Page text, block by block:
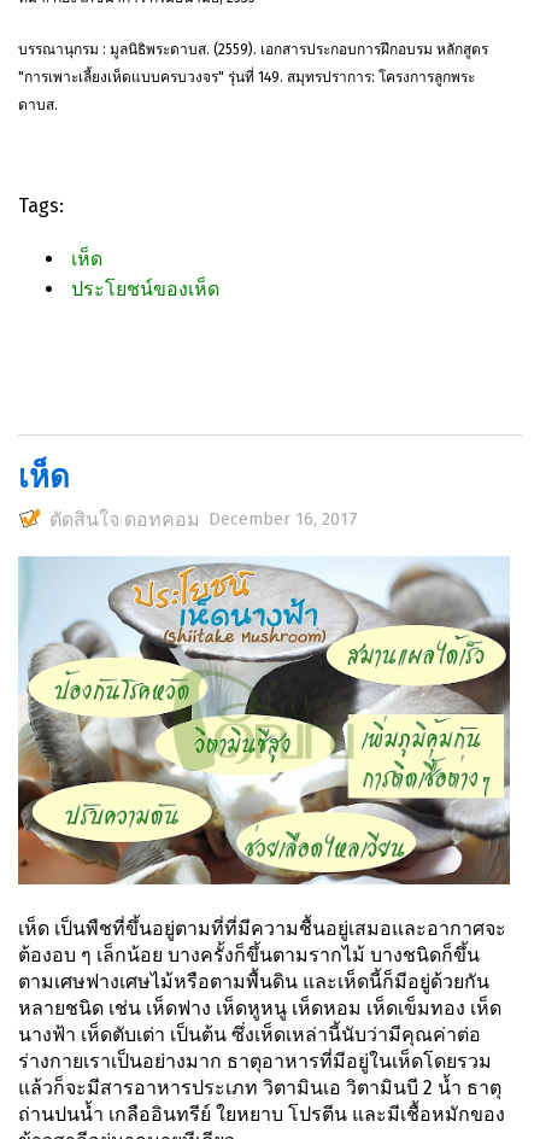
บรรณานุกรม : มูลนิธิพระดาบส. (2559). เอกสารประกอบการฝึกอบรม หลักสูตร
"การเพาะเลี้ยงเห็ดแบบครบวงจร" รุ่นที่ 149. สมุทรปราการ: โครงการลูกพระ
ดาบส.
Tags:
เห็ด
ประโยชน์ของเห็ด
​​เห็ด
ตัดสินใจ ดอทคอม December 16, 2017
เห็ด เป็นพืชที่ขึ้นอยู่ตามที่ที่มีความชื้นอยู่เสมอและอากาศจะ
ต้องอบ ๆ เล็กน้อย บางครั้งก็ขึ้นตามรากไม้ บางชนิดก็ขึ้น
ตามเศษฟางเศษไม้หรือตามพื้นดิน และเห็ดนี้ก็มีอยู่ด้วยกัน
หลายชนิด เช่น เห็ดฟาง เห็ดหูหนู เห็ดหอม เห็ดเข็มทอง เห็ด
นางฟ้า เห็ดตับเต่า เป็นต้น ซึ่งเห็ดเหล่านี้นับว่ามีคุณค่าต่อ
ร่างกายเราเป็นอย่างมาก ธาตุอาหารที่มีอยู่ในเห็ดโดยรวม
แล้วก็จะมีสารอาหารประเภท วิตามินเอ วิตามินบี 2 น้ำ ธาตุ
ถ่านปนน้ำ เกลืออินทรีย์ ใยหยาบ โปรตีน และมีเชื้อหมักของ